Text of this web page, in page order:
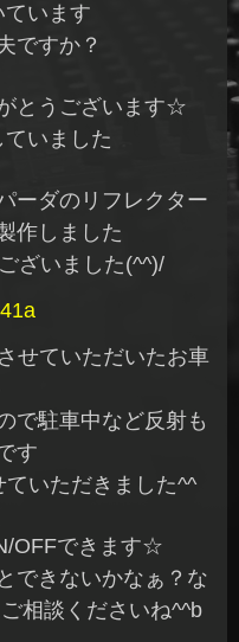
います
ですか？
とうございます☆
いました
ーダのリフレクター
作しました
ざいました(^^)/
せていただいたお車
で駐車中など反射も
す
いただきました^^
OFFできます☆
できないかなぁ？な
相談くださいね^^b